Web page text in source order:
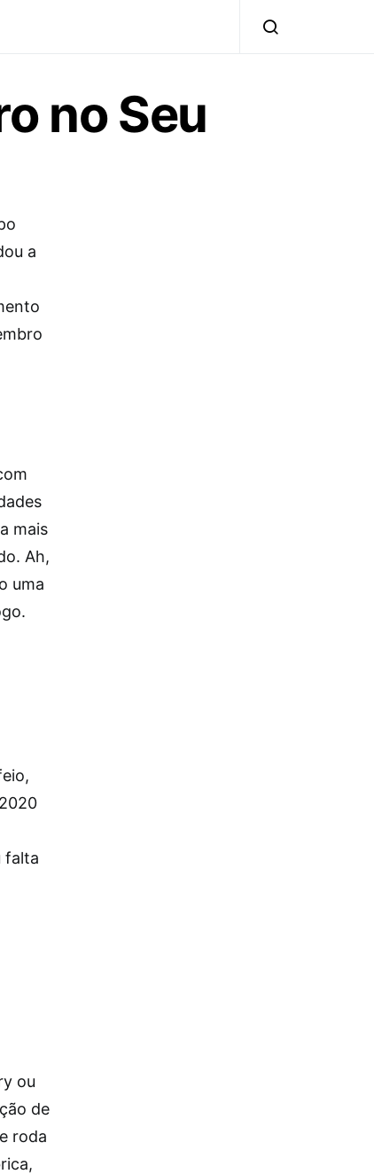
no Seu
a
mais
Ah,
uma
falta
ou
de
roda